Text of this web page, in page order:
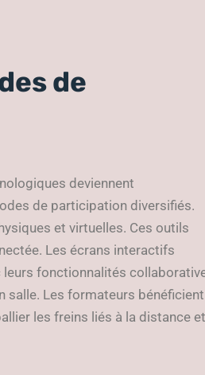
de
deviennent
de participation diversifiés.
et virtuelles. Ces outils
Les écrans interactifs
leurs fonctionnalités
salle. Les formateurs bénéficient
les freins liés à la distance et